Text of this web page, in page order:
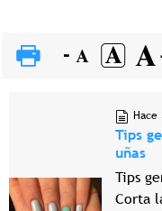
Hace
Tips
uñas
Tips
Corta